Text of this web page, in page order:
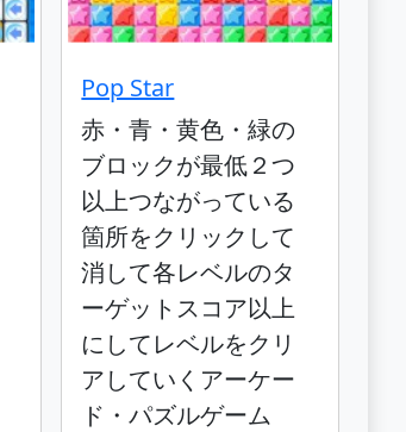
Pop Star
赤・青・黄色・緑の
ブロックが最低２つ
以上つながっている
箇所をクリックして
消して各レベルのタ
ーゲットスコア以上
にしてレベルをクリ
アしていくアーケー
ド・パズルゲーム